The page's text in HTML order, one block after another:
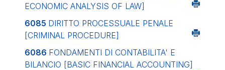
ECONOMIC ANALYSIS OF LAW]
6085 DIRITTO PROCESSUALE PENALE
[CRIMINAL PROCEDURE]
6086 FONDAMENTI DI CONTABILITA' E
BILANCIO [BASIC FINANCIAL ACCOUNTING]